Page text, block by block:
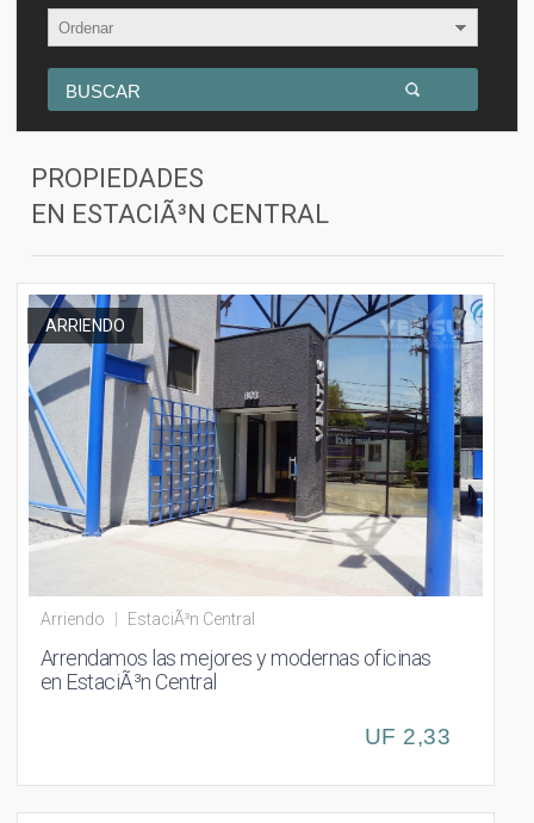
PROPIEDADES
EN ESTACIÃ³N CENTRAL
ARRIENDO
Arriendo EstaciÃ³n Central
Arrendamos las mejores y modernas oficinas
en EstaciÃ³n Central
UF 2,33